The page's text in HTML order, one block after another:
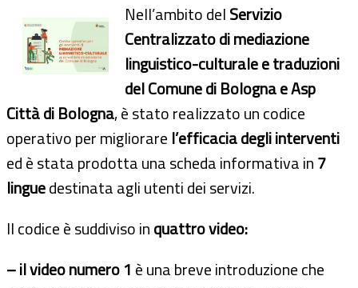
Nell’ambito delServizio
Centralizzato di mediazione
linguistico-culturale e traduzioni
del Comune di Bologna e Asp
Città di Bologna, è stato realizzato un codice
operativo per migliorare l’efficacia degli interventi
ed è stata prodotta una scheda informativa in7
linguedestinata agli utenti dei servizi.
Il codice è suddiviso inquattro video:
– il video numero 1 è una breve introduzione che